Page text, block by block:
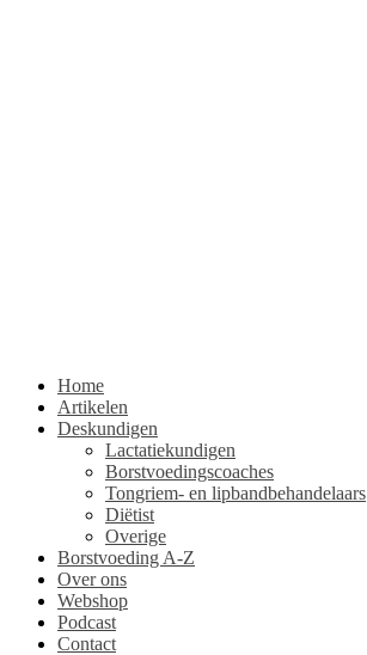
Home
Artikelen
Deskundigen
Lactatiekundigen
Borstvoedingscoaches
Tongriem- en lipbandbehandelaars
Diëtist
Overige
Borstvoeding A-Z
Over ons
Webshop
Podcast
Contact